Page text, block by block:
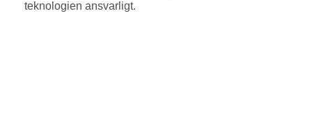
teknologien ansvarligt.